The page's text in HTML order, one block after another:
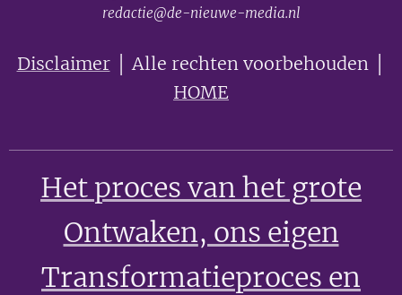
redactie@de-nieuwe-media.nl
Disclaimer│ Alle rechten voorbehouden │
HOME
Het proces van het grote
Ontwaken, ons eigen
Transformatieproces en